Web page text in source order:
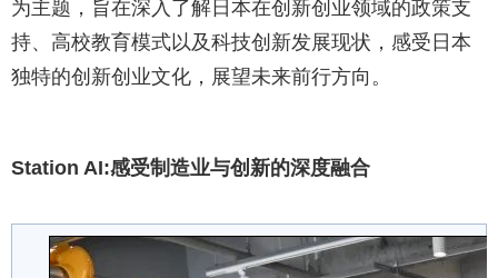
为主题，旨在深入了解日本在创新创业领域的政策支
持、高校教育模式以及科技创新发展现状，感受日本
独特的创新创业文化，展望未来前行方向。
Station AI:感受制造业与创新的深度融合